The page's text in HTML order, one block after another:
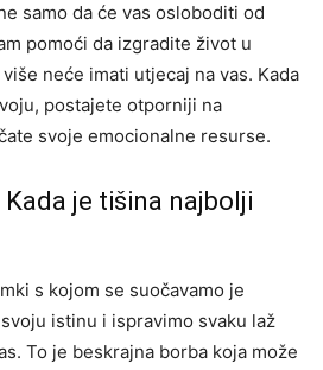
samo da će vas osloboditi od
pomoći da izgradite život u
neće imati utjecaj na vas. Kada
postajete otporniji na
svoje emocionalne resurse.
Kada je tišina najbolji
s kojom se suočavamo je
istinu i ispravimo svaku laž
To je beskrajna borba koja može